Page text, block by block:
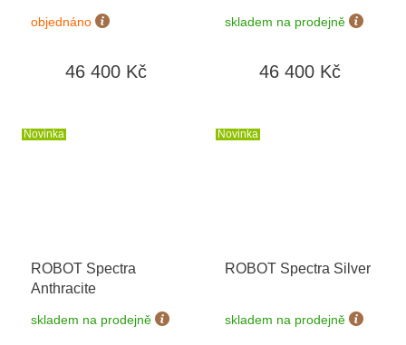
objednáno
46 400 Kč
skladem na prodejně
46 400 Kč
Novinka
ROBOT Spectra
Anthracite
skladem na prodejně
Novinka
ROBOT Spectra Silver
skladem na prodejně